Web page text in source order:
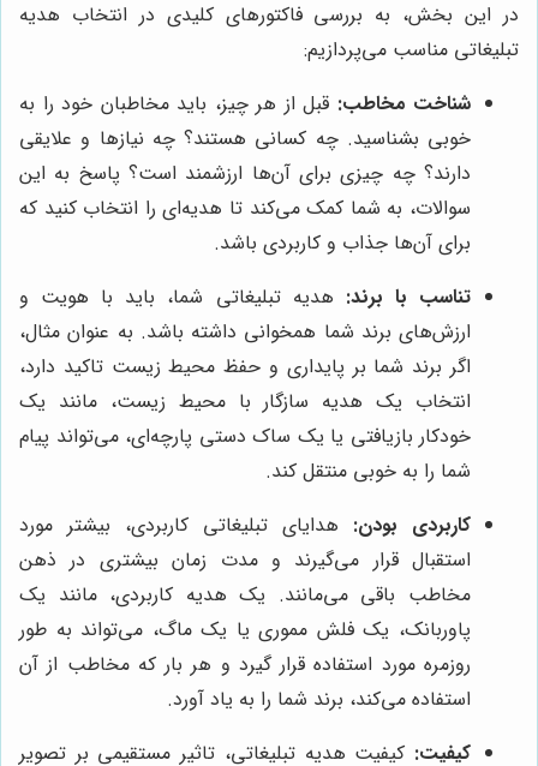
در این بخش، به بررسی فاکتورهای کلیدی در انتخاب هدیه
تبلیغاتی مناسب می‌پردازیم:
شناخت مخاطب: قبل از هر چیز، باید مخاطبان خود را به
خوبی بشناسید. چه کسانی هستند؟ چه نیازها و علایقی
دارند؟ چه چیزی برای آن‌ها ارزشمند است؟ پاسخ به این
سوالات، به شما کمک می‌کند تا هدیه‌ای را انتخاب کنید که
برای آن‌ها جذاب و کاربردی باشد.
تناسب با برند: هدیه تبلیغاتی شما، باید با هویت و
ارزش‌های برند شما همخوانی داشته باشد. به عنوان مثال،
اگر برند شما بر پایداری و حفظ محیط زیست تاکید دارد،
انتخاب یک هدیه سازگار با محیط زیست، مانند یک
خودکار بازیافتی یا یک ساک دستی پارچه‌ای، می‌تواند پیام
شما را به خوبی منتقل کند.
کاربردی بودن: هدایای تبلیغاتی کاربردی، بیشتر مورد
استقبال قرار می‌گیرند و مدت زمان بیشتری در ذهن
مخاطب باقی می‌مانند. یک هدیه کاربردی، مانند یک
پاوربانک، یک فلش مموری یا یک ماگ، می‌تواند به طور
روزمره مورد استفاده قرار گیرد و هر بار که مخاطب از آن
استفاده می‌کند، برند شما را به یاد آورد.
کیفیت: کیفیت هدیه تبلیغاتی، تاثیر مستقیمی بر تصویر